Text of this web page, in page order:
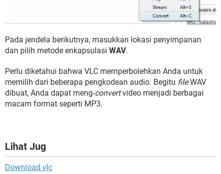
Pada jendela berikutnya, masukkan lokasi penyimpanan
dan pilih metode enkapsulasi WAV.
Perlu diketahui bahwa VLC memperbolehkan Anda untuk
memilih dari beberapa pengkodean audio. Begitu fileWAV
dibuat, Anda dapat meng-convertvideo menjadi berbagai
macam format seperti MP3.
Lihat Jug
Download vlc